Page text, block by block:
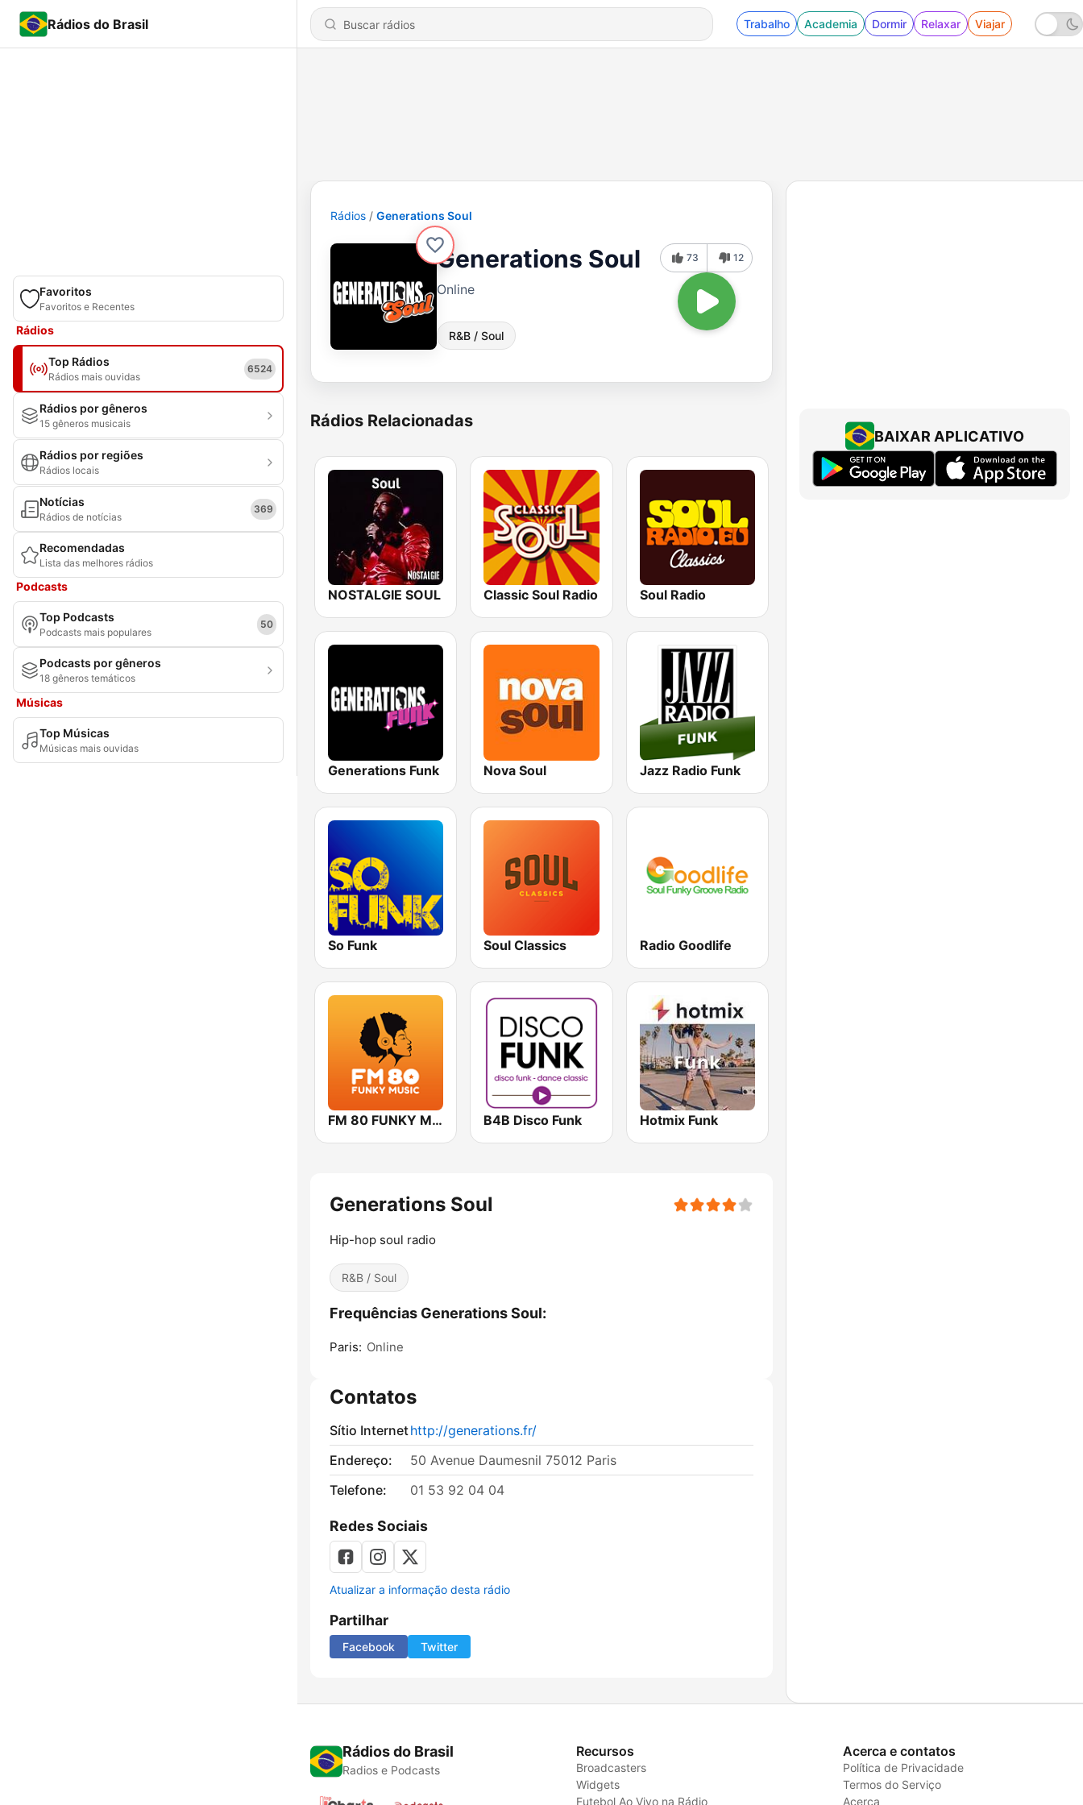
Rádios do Brasil Trabalho Academia Dormir Relaxar Viajar
Favoritos
Favoritos e Recentes
Rádios
Top Rádios
Rádios mais ouvidas
6524
Rádios por gêneros
15 gêneros musicais
Rádios por regiões
Rádios locais
Notícias
Rádios de notícias
369
Recomendadas
Lista das melhores rádios
Podcasts
Top Podcasts
Podcasts mais populares
50
Podcasts por gêneros
18 gêneros temáticos
Músicas
Top Músicas
Músicas mais ouvidas
Rádios Generations Soul
Generations Soul
Online
R&B / Soul
73 12
Rádios Relacionadas
NOSTALGIE SOUL Classic Soul Radio Soul Radio
Generations Funk Nova Soul Jazz Radio Funk
So Funk Soul Classics Radio Goodlife
FM 80 FUNKY MUSIC B4B Disco Funk Hotmix Funk
Generations Soul
Hip-hop soul radio
R&B / Soul
Frequências Generations Soul:
Paris: Online
Contatos
Sítio Internethttp://generations.fr/
Endereço:
50 Avenue Daumesnil 75012 Paris
Telefone:
01 53 92 04 04
Redes Sociais
Atualizar a informação desta rádio
Partilhar
Facebook Twitter
BAIXAR APLICATIVO
Rádios do Brasil
Radios e Podcasts
Recursos
Broadcasters
Widgets
Futebol Ao Vivo na Rádio
Acerca e contatos
Política de Privacidade
Termos do Serviço
Acerca